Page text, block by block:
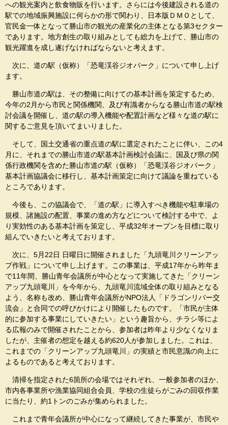
への観光案内と飲食物販を行います。さらには今後建設される道の
駅での地域振興施設に何らかの形で関わり、日本版ＤＭＯとして、
官民金一体となって勝山市の観光の産業化の主体となる第3セクター
であります。地方創生の取り組みとしても総力を上げて、勝山市の
観光躍進を成し遂げなければならないと考えます。
次に、道の駅（仮称）「恐竜渓谷ジオパーク」について申し上げ
ます。
勝山市道の駅は、その整備に向けての基本計画を策定するため、
今年の2月から市民と関係機関、及び有識者からなる勝山市道の駅検
討会議を開催し、道の駅の導入機能や配置計画など様々な道の駅に
関するご意見を頂いてまいりました。
そして、国土交通省の重点道の駅に選定されたことに伴い、この4
月に、それまでの勝山市道の駅基本計画検討会議に、国及び県の関
係行政機関を含めた勝山市道の駅（仮称）「恐竜渓谷ジオパーク」
基本計画協議会に移行し、基本計画策定に向けて議論を重ねている
ところであります。
今後も、この協議会で、「道の駅」に導入すべき機能や駐車場の
規模、諸施設の配置、事業の進め方などについて検討する中で、よ
り実効性のある基本計画を策定し、平成32年オープンを目標に取り
組んでいきたいと考えております。
次に、5月22日 日曜日に開催されました「九頭竜川クリーンアッ
プ作戦」について申し上げます。この事業は、平成17年から昨年ま
で11年間、勝山青年会議所が中心となって実施してきた「クリーン
アップ九頭竜川」を今年から、九頭竜川流域全体の取り組みとなる
よう、名称も改め、勝山青年会議所がNPO法人「ドラゴンリバー交
流会」と合同での呼びかけにより開催したものです。「市民が主体
的に参加する事業にしていきたい」という趣旨から、チラシ等によ
る広報のみで開催されたことから、参加者は昨年より少なくなりま
したが、主催者の想定を越える約620人が参加しました。これは、
これまでの「クリーンアップ九頭竜川」の実績と市民意識の向上に
よるものであると考えております。
清掃を指定された6箇所の会場ではそれぞれ、一般参加者のほか、
市内各事業所や漁業協同組合会員、学校の生徒らがごみの回収作業
に当たり、約1トンのごみが集められました。
これまで青年会議所が中心になって継続してきた事業が、市民や